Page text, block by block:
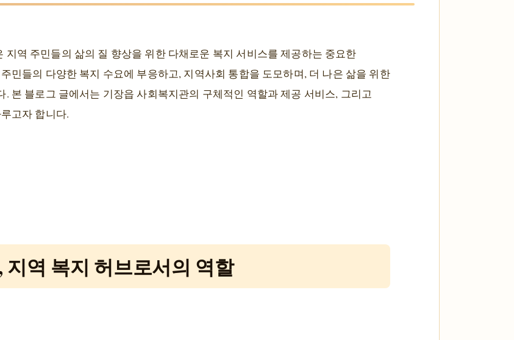
역 주민들의 삶의 질 향상을 위한 다채로운 복지 서비스를 제공하는 중요한
민들의 다양한 복지 수요에 부응하고, 지역사회 통합을 도모하며, 더 나은 삶을 위한
본 블로그 글에서는 기장읍 사회복지관의 구체적인 역할과 제공 서비스, 그리고
고자 합니다.
역 복지 허브로서의 역할